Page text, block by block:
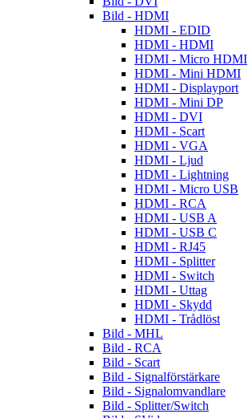
Bild - HDMI
HDMI - EDID
HDMI - HDMI
HDMI - Micro HDMI
HDMI - Mini HDMI
HDMI - Displayport
HDMI - Mini DP
HDMI - DVI
HDMI - Scart
HDMI - VGA
HDMI - Ljud
HDMI - Lightning
HDMI - Micro USB
HDMI - RCA
HDMI - USB A
HDMI - USB C
HDMI - RJ45
HDMI - Splitter
HDMI - Switch
HDMI - Uttag
HDMI - Skydd
HDMI - Trådlöst
Bild - MHL
Bild - RCA
Bild - Scart
Bild - Signalförstärkare
Bild - Signalomvandlare
Bild - Splitter/Switch